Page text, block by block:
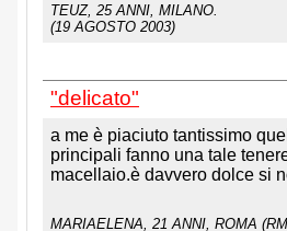
TEUZ, 25 ANNI, MILANO.
(19 AGOSTO 2003)
"delicato"
a me è piaciuto tantissimo
principali fanno una tale
macellaio.è davvero dolce si
MARIAELENA , 21 ANNI, ROMA